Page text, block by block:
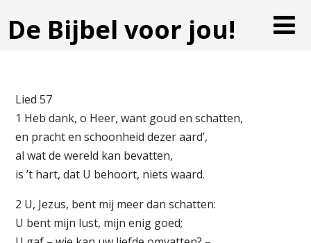
De Bijbel voor jou!
Lied 57
1 Heb dank, o Heer, want goud en schatten,
en pracht en schoonheid dezer aard’,
al wat de wereld kan bevatten,
is ’t hart, dat U behoort, niets waard.
2 U, Jezus, bent mij meer dan schatten:
U bent mijn lust, mijn enig goed;